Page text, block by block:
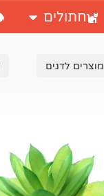
חתולים
מוצרים לדגים